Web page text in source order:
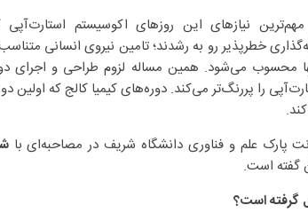
مهم‌ترین نیازهای این روزهای اکوسیستم
خطرپذیر رو به رشدند؛ تامین نیروی انسانی
محسوب می‌شود. همین مساله لزوم طراحی و اجرای
را پررنگ‌تر می‌کند. دوره‌های کیمیا کالج که اولین
پارک علم و فناوری دانشگاه شریف در مصاحبه‌ای با
گفته است.
گرفته است؟